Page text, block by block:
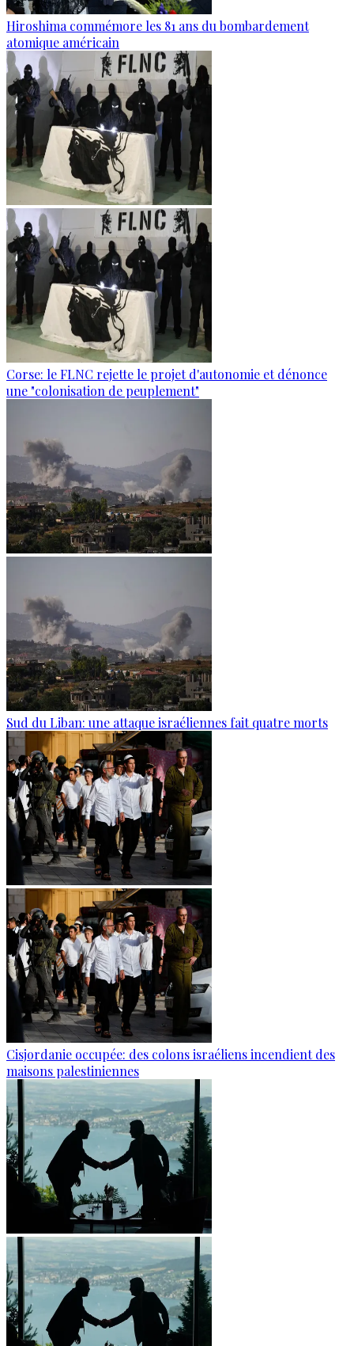
Hiroshima commémore les 81 ans du bombardement
atomique américain
Corse: le FLNC rejette le projet d'autonomie et dénonce
une "colonisation de peuplement"
Sud du Liban: une attaque israéliennes fait quatre morts
Cisjordanie occupée: des colons israéliens incendient des
maisons palestiniennes